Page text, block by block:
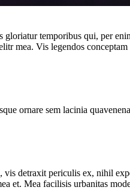
gloriatur temporibus qui, per
mea. Vis legendos
ornare sem lacinia
vis detraxit periculis ex, nihil
et. Mea facilisis urbanitas